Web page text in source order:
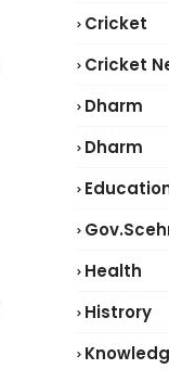
Cricket
Cricket
Dharm
Dharm
Health
Histrory